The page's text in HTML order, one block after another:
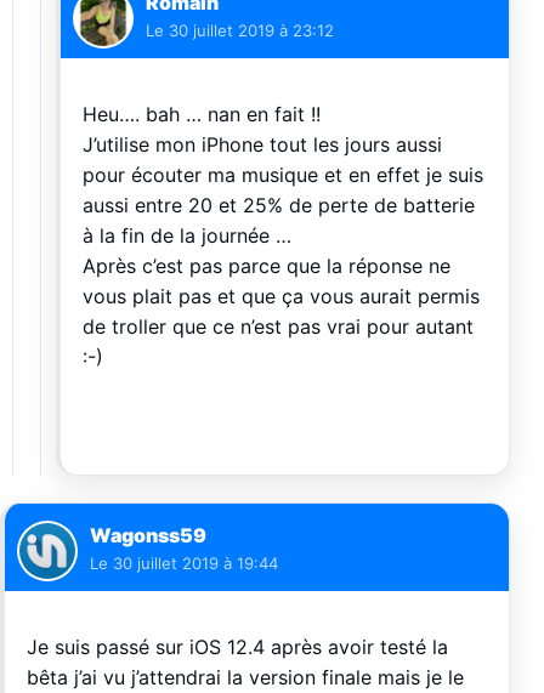
Le 30 juillet 2019 à 23:12
Heu…. bah … nan en fait !!
J’utilise mon iPhone tout les jours aussi
pour écouter ma musique et en effet je suis
aussi entre 20 et 25% de perte de batterie
à la fin de la journée …
Après c’est pas parce que la réponse ne
vous plait pas et que ça vous aurait permis
de troller que ce n’est pas vrai pour autant
:-)
Wagonss59
Le 30 juillet 2019 à 19:44
Je suis passé sur iOS 12.4 après avoir testé la
bêta j’ai vu j’attendrai la version finale mais je le